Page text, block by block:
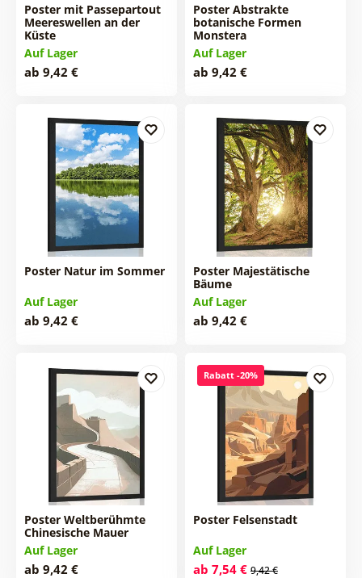
Poster mit Passepartout
Meereswellen an der
Küste
Auf Lager
ab 9,42 €
Poster Abstrakte
botanische Formen
Monstera
Auf Lager
ab 9,42 €
Poster Natur im Sommer
Auf Lager
ab 9,42 €
Poster Majestätische
Bäume
Auf Lager
ab 9,42 €
Poster Weltberühmte
Chinesische Mauer
Auf Lager
ab 9,42 €
Rabatt -20%
Poster Felsenstadt
Auf Lager
ab 7,54 € 9,42 €